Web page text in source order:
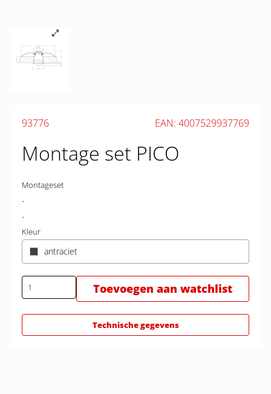
93776 EAN: 4007529937769
Montage set PICO
Montageset
-
-
Kleur
antraciet
Toevoegen aan watchlist
Technische gegevens